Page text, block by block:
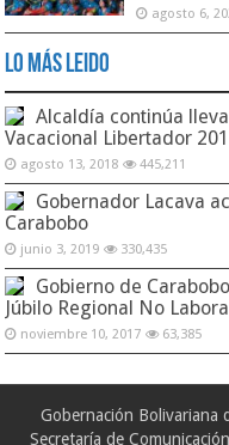
agosto 6,
Lo Más Leido
Alcaldía continúa
Vacacional Libertador
agosto 13, 2018 445,211
Gobernador Lacava
Carabobo
junio 3, 2019 330,435
Gobierno de
Júbilo Regional No
noviembre 10, 2017 63,385
Gobernación Bolivariana
Secretaría de